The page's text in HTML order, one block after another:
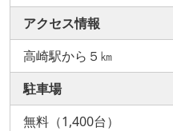
アクセス情報
高崎駅から５㎞
駐車場
無料（1,400台）